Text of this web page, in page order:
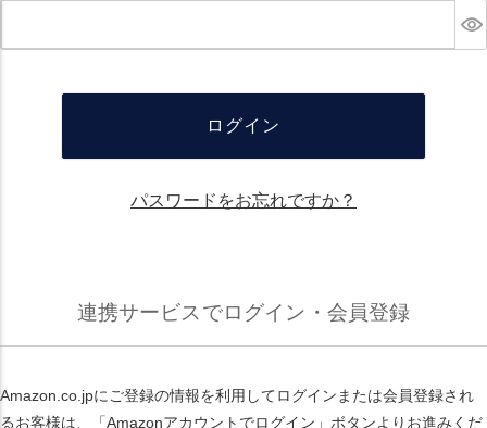
須
ログイン
パスワードをお忘れですか？
連携サービスでログイン・会員登録
Amazon.co.jpにご登録の情報を利用してログインまたは会員登録され
るお客様は、「Amazonアカウントでログイン」ボタンよりお進みくだ